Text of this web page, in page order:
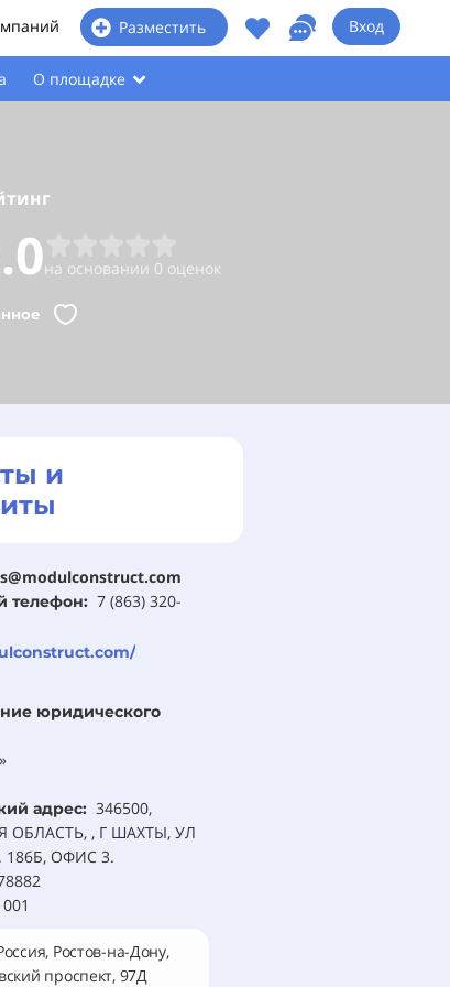
Разместить Вход
О площадке
на основании 0 оценок
и
телефон: 7 (863) 320-
юридического
адрес: 346500,
ОБЛАСТЬ, , Г ШАХТЫ, УЛ
ОФИС 3.
Ростов-на-Дону,
проспект, 97Д